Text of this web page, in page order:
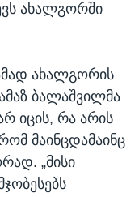
ახალგორში
ახალგორის
ბალაშვილმა
იცის, რა არის
მაინცდამაინც
„მისი